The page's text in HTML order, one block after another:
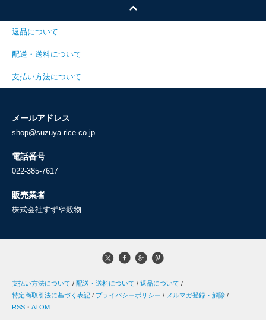
返品について
配送・送料について
支払い方法について
メールアドレス
shop@suzuya-rice.co.jp
電話番号
022-385-7617
販売業者
株式会社すずや穀物
支払い方法について / 配送・送料について / 返品について /
特定商取引法に基づく表記 / プライバシーポリシー / メルマガ登録・解除 /
RSS ・ ATOM